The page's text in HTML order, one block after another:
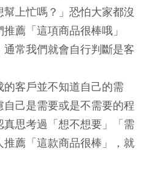
上忙嗎？」恐怕大家都沒
薦「這項商品很棒哦」
常我們就會自行判斷是客
客戶並不知道自己的需
己是需要或是不需要的程
思考過「想不想要」「需
薦「這款商品很棒」，就